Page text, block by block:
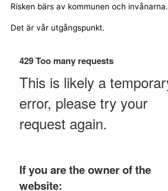
Risken bärs av kommunen och invånarna.
Det är vår utgångspunkt.